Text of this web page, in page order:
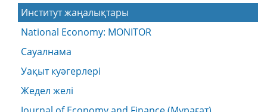
Институт жаңалықтары
National Economy: MONITOR
Сауалнама
Уақыт куәгерлері
Жедел желі